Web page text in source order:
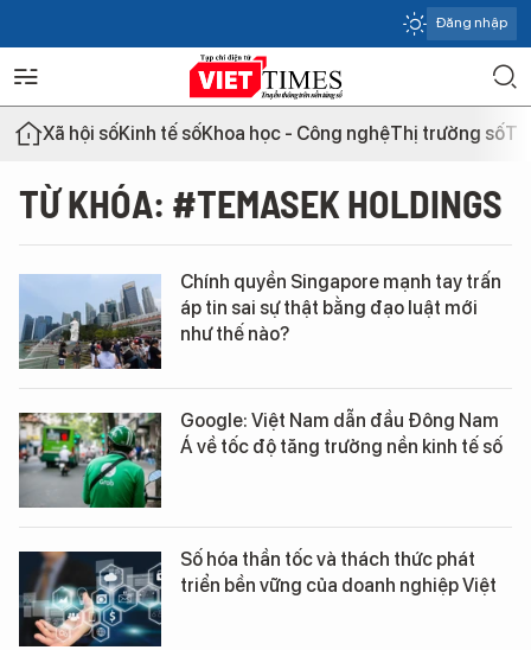
Đăng nhập
Xã hội sốKinh tế sốKhoa học - Công nghệThị trường số
TỪ KHÓA: #TEMASEK HOLDINGS
Chính quyền Singapore mạnh tay trấn
áp tin sai sự thật bằng đạo luật mới
như thế nào?
Google: Việt Nam dẫn đầu Đông Nam
Á về tốc độ tăng trưởng nền kinh tế số
Số hóa thần tốc và thách thức phát
triển bền vững của doanh nghiệp Việt